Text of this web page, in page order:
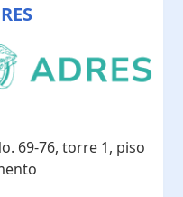
69-76, torre 1, piso